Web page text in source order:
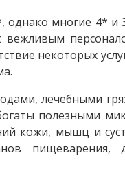
многие 4* и
вежливым
некоторых
лечебными
полезными
кожи, мышц и
пищеварения,